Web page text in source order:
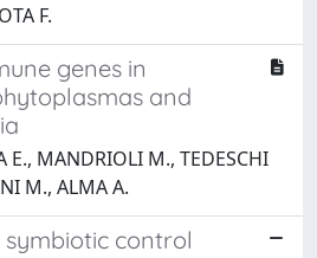
F.
genes in
and
E., MANDRIOLI M., TEDESCHI
M., ALMA A.
control